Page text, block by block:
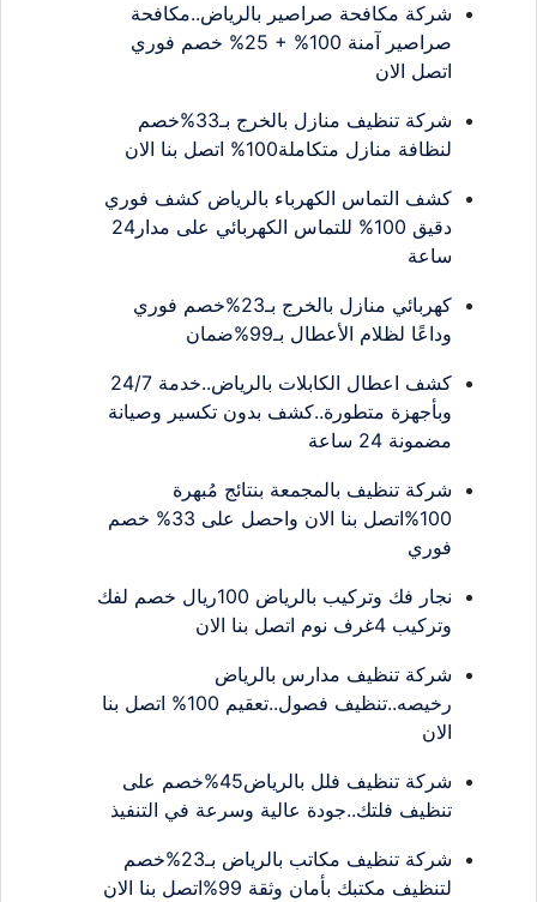
شركة مكافحة صراصير بالرياض..مكافحة
صراصير آمنة 100% + 25% خصم فوري
اتصل الان
شركة تنظيف منازل بالخرج بـ33%خصم
لنظافة منازل متكاملة100% اتصل بنا الان
كشف التماس الكهرباء بالرياض كشف فوري
دقيق 100% للتماس الكهربائي على مدار24
ساعة
كهربائي منازل بالخرج بـ23%خصم فوري
وداعًا لظلام الأعطال بـ99%ضمان
كشف اعطال الكابلات بالرياض..خدمة 24/7
وبأجهزة متطورة..كشف بدون تكسير وصيانة
مضمونة 24 ساعة
شركة تنظيف بالمجمعة بنتائج مُبهرة
100%اتصل بنا الان واحصل على 33% خصم
فوري
نجار فك وتركيب بالرياض 100ريال خصم لفك
وتركيب 4غرف نوم اتصل بنا الان
شركة تنظيف مدارس بالرياض
رخيصه..تنظيف فصول..تعقيم 100% اتصل بنا
الان
شركة تنظيف فلل بالرياض45%خصم على
تنظيف فلتك..جودة عالية وسرعة في التنفيذ
شركة تنظيف مكاتب بالرياض بـ23%خصم
لتنظيف مكتبك بأمان وثقة 99%اتصل بنا الان